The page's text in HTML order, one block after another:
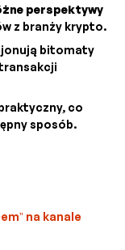
perspektywy
z branży krypto.
bitomaty
co
sposób.
na kanale